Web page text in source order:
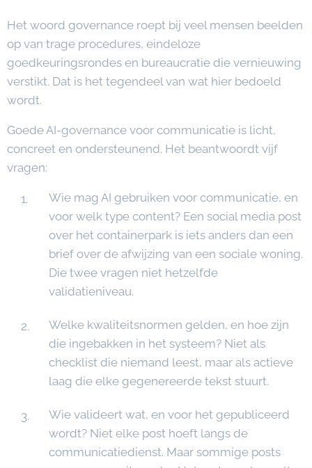
Het woord governance roept bij veel mensen beelden
op van trage procedures, eindeloze
goedkeuringsrondes en bureaucratie die vernieuwing
verstikt. Dat is het tegendeel van wat hier bedoeld
wordt.
Goede AI-governance voor communicatie is licht,
concreet en ondersteunend. Het beantwoordt vijf
vragen:
Wie mag AI gebruiken voor communicatie, en
voor welk type content? Een social media post
over het containerpark is iets anders dan een
brief over de afwijzing van een sociale woning.
Die twee vragen niet hetzelfde
validatieniveau.
Welke kwaliteitsnormen gelden, en hoe zijn
die ingebakken in het systeem? Niet als
checklist die niemand leest, maar als actieve
laag die elke gegenereerde tekst stuurt.
Wie valideert wat, en voor het gepubliceerd
wordt? Niet elke post hoeft langs de
communicatiedienst. Maar sommige posts